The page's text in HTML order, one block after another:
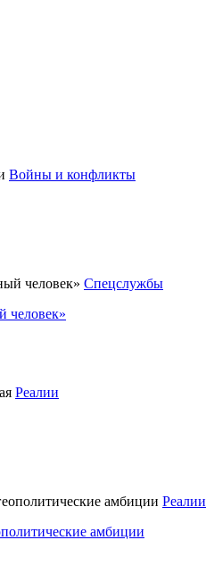
Войны и конфликты
Спецслужбы
человек»
Реалии
Реалии
амбиции